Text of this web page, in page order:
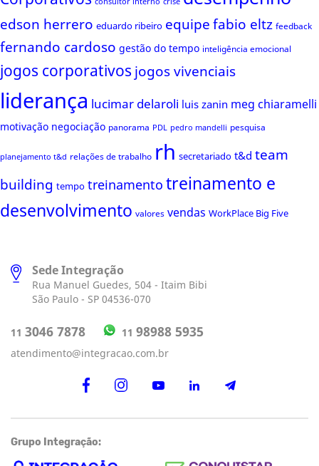
edson herrero eduardo ribeiro equipefabio eltz feedback
fernando cardoso gestão do tempo inteligência emocional
jogos corporativos jogos vivenciais
liderança lucimar delaroli luis zanin meg chiaramelli
motivação negociação panorama PDL pedro mandelli pesquisa
planejamento t&d relações de trabalho rh secretariado t&d team
building tempo treinamentotreinamento e
desenvolvimento valores vendas WorkPlace Big Five
Sede Integração
Rua Manuel Guedes, 504 - Itaim Bibi
São Paulo - SP 04536-070
11 3046 7878 11 98988 5935
atendimento@integracao.com.br
Grupo Integração: